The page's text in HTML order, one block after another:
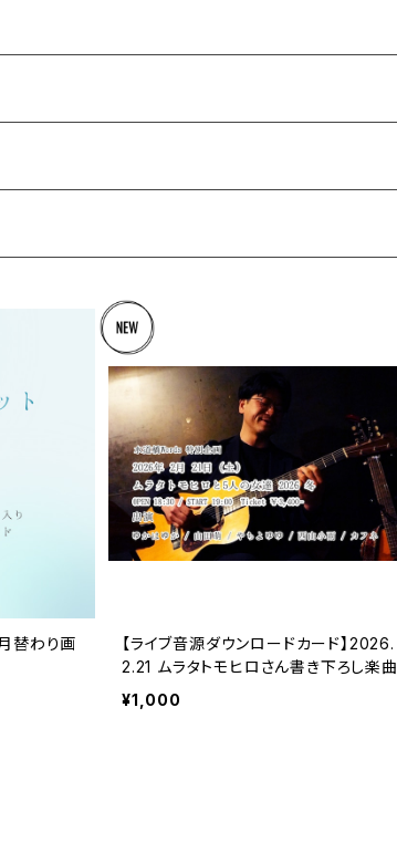
替わり画
【ライブ音源ダウンロードカード】2026.
2.21 ムラタトモヒロさん書き下ろし楽曲
¥1,000